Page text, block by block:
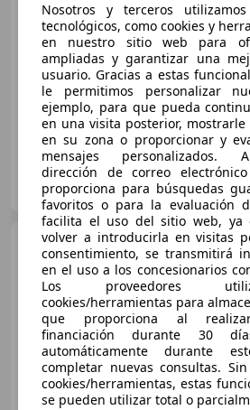
€
Sin
09/2016 150.215 km Diésel
INTEGRAL MOTION CIUDAD DEL
ES-28914 LEGANES
90
€
Sin
09/2016 150.215 km Diésel
Nosotros y terceros
tecnológicos, como cookies y
en nuestro sitio web para
ampliadas y garantizar una
usuario. Gracias a estas
le permitimos personalizar
ejemplo, para que pueda
en una visita posterior, mostrarle
en su zona o proporcionar y
mensajes personalizados.
dirección de correo
proporciona para búsquedas
favoritos o para la evaluación
facilita el uso del sitio web, ya
volver a introducirla en visitas
consentimiento, se transmitirá
en el uso a los concesionarios
Los proveedores
cookies/herramientas para
que proporciona al
financiación durante 30
automáticamente durante
completar nuevas consultas.
cookies/herramientas, estas
se pueden utilizar total o